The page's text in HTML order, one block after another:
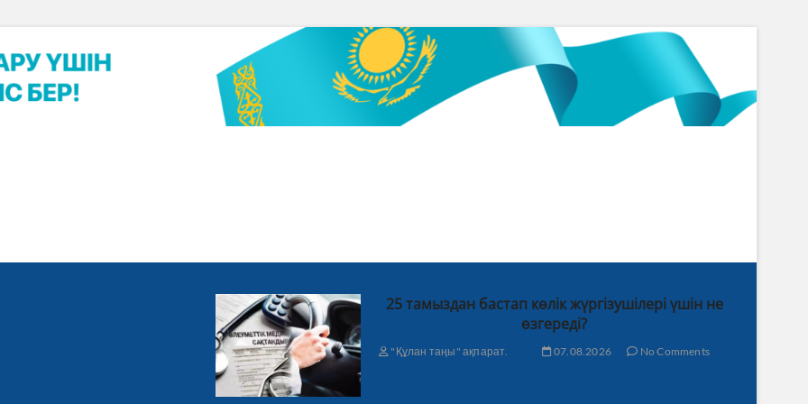
25 тамыздан бастап көлік жүргізушілері үшін не
өзгереді?
"Құлан таңы" ақпарат. 07.08.2026 No Comments